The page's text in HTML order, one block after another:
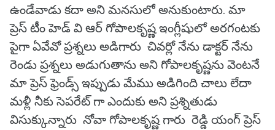
ఉండేవాడు కదా అని మనసులో అనుకుంటారు. మా
ప్రెస్ టీం హెడ్ వి ఆర్ గోపాలకృష్ణ ఇంగ్లీషులో అరగంటకు
పైగా ఏవేవో ప్రశ్నలు అడిగారు చివర్లో నేను డాక్టర్ నేను
రెండు ప్రశ్నలు అడుగుతాను అని గోపాలకృష్ణను వెంటనే
మా ప్రెస్ ఫ్రెండ్స్ ఇప్పుడు మేము అడిగింది చాలు లేదా
మళ్లీ నీకు సెపరేట్ గా ఎందుకు అని ప్రశ్నితుడు
విసుక్కున్నారు నోవా గోపాలకృష్ణ గారు రెడ్డి యంగ్ ప్రెస్